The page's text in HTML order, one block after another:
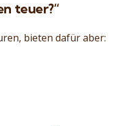
teuer?“
bieten dafür aber: